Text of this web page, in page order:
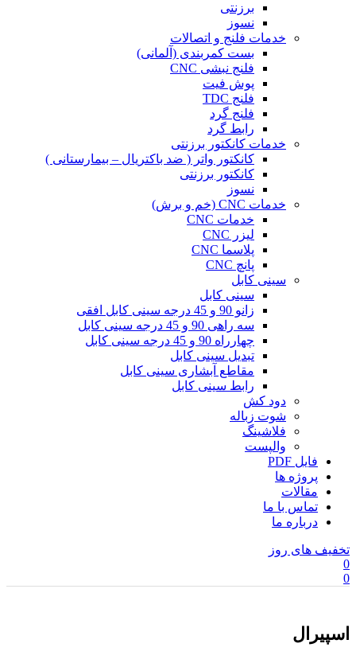
برزنتی
نسوز
خدمات فلنج و اتصالات
بست کمربندی (آلمانی)
فلنج نبشی CNC
پوش فیت
فلنج TDC
فلنج گرد
رابط گرد
خدمات کانکتور برزنتی
کانکتور واتر ( ضد باکتریال – بیمارستانی )
کانکتور برزنتی
نسوز
خدمات CNC (خم و برش)
خدمات CNC
لیزر CNC
پلاسما CNC
پانچ CNC
سینی کابل
سینی کابل
زانو 90 و 45 درجه سینی کابل افقی
سه راهی 90 و 45 درجه سینی کابل
چهارراه 90 و 45 درجه سینی کابل
تبدیل سینی کابل
مقاطع آبشاری سینی کابل
رابط سینی کابل
دود کش
شوت زباله
فلاشینگ
والپست
فایل PDF
پروژه ها
مقالات
تماس با ما
درباره ما
تخفیف های روز
0
0
اسپیرال